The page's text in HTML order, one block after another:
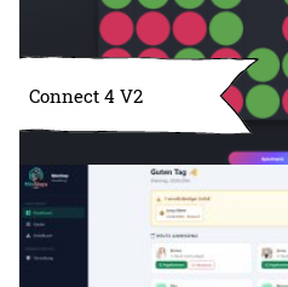
Connect 4 V2